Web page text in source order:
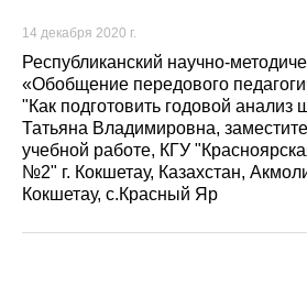
14 декабря 2020 г.
Республиканский научно-
«Обобщение передового
"Как подготовить годовой анализ
Татьяна Владимировна,
учебной работе, КГУ
№2" г. Кокшетау, Казахстан,
Кокшетау, с.Красный Яр